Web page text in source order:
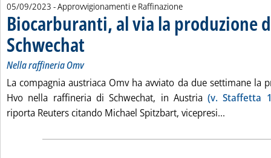
05/09/2023 - Approvvigionamenti e Raffinazione
Biocarburanti, al via la produzione
Schwechat . Sottotitolo: Nella raffineria Omv
. Pubblicata martedì 05 settembre 2023 alle 11.9.
Nella raffineria Omv
La compagnia austriaca Omv ha avviato da due settimane la
Hvo nella raffineria di Schwechat, in Austria(v. Staffetta
riporta Reuters citando Michael Spitzbart, vicepresi...